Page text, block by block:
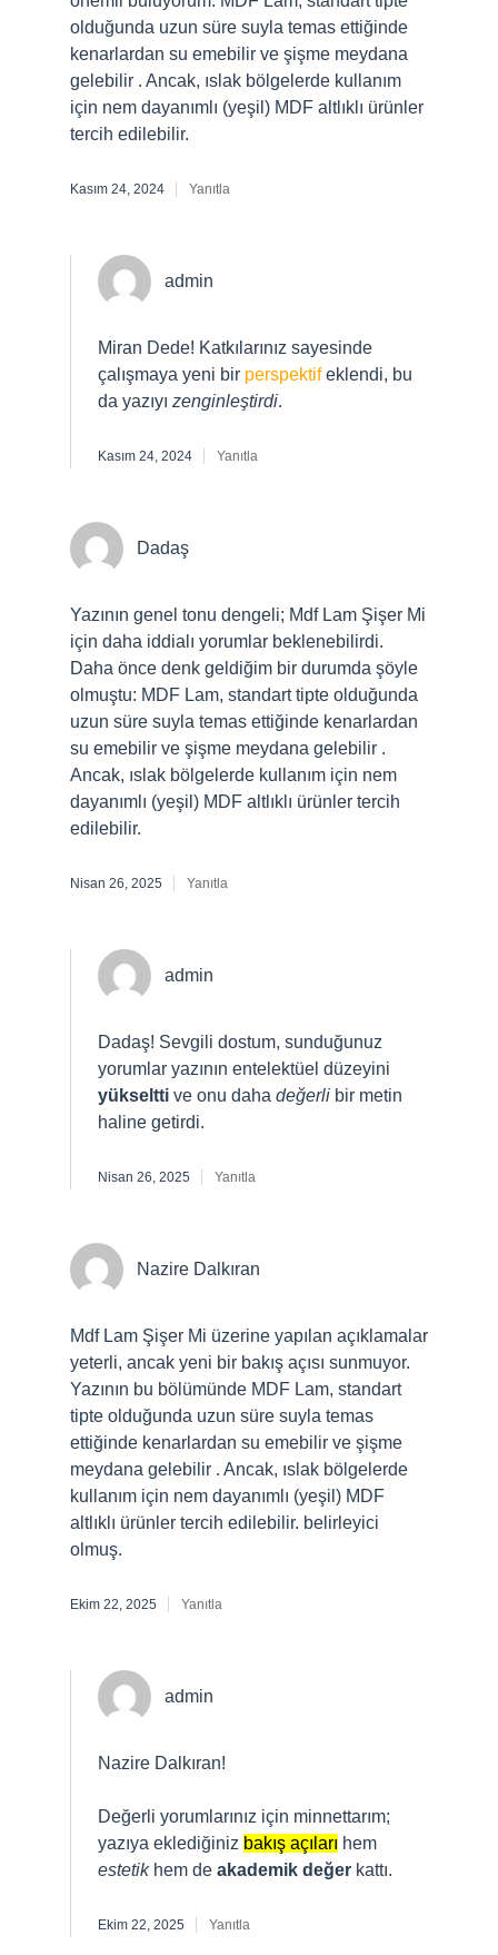
olduğunda uzun süre suyla temas ettiğinde
kenarlardan su emebilir ve şişme meydana
gelebilir . Ancak, ıslak bölgelerde kullanım
için nem dayanımlı (yeşil) MDF altlıklı ürünler
tercih edilebilir.
Kasım 24, 2024 Yanıtla
admin
Miran Dede! Katkılarınız sayesinde
çalışmaya yeni bir perspektifeklendi, bu
da yazıyı zenginleştirdi.
Kasım 24, 2024 Yanıtla
Dadaş
Yazının genel tonu dengeli; Mdf Lam Şişer Mi
için daha iddialı yorumlar beklenebilirdi.
Daha önce denk geldiğim bir durumda şöyle
olmuştu: MDF Lam, standart tipte olduğunda
uzun süre suyla temas ettiğinde kenarlardan
su emebilir ve şişme meydana gelebilir .
Ancak, ıslak bölgelerde kullanım için nem
dayanımlı (yeşil) MDF altlıklı ürünler tercih
edilebilir.
Nisan 26, 2025 Yanıtla
admin
Dadaş! Sevgili dostum, sunduğunuz
yorumlar yazının entelektüel düzeyini
yükseltti ve onu daha değerli bir metin
haline getirdi.
Nisan 26, 2025 Yanıtla
Nazire Dalkıran
Mdf Lam Şişer Mi üzerine yapılan açıklamalar
yeterli, ancak yeni bir bakış açısı sunmuyor.
Yazının bu bölümünde MDF Lam, standart
tipte olduğunda uzun süre suyla temas
ettiğinde kenarlardan su emebilir ve şişme
meydana gelebilir . Ancak, ıslak bölgelerde
kullanım için nem dayanımlı (yeşil) MDF
altlıklı ürünler tercih edilebilir. belirleyici
olmuş.
Ekim 22, 2025 Yanıtla
admin
Nazire Dalkıran!
Değerli yorumlarınız için minnettarım;
yazıya eklediğiniz bakış açıları hem
estetikhem de akademik değer kattı.
Ekim 22, 2025 Yanıtla